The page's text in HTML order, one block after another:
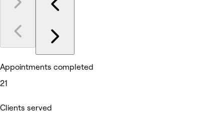
Appointments completed
21
Clients served